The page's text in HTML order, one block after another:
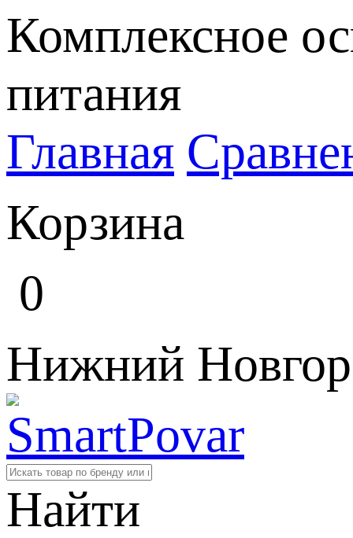
Комплексное
питания
Главная
Корзина
0
Нижний
Найти